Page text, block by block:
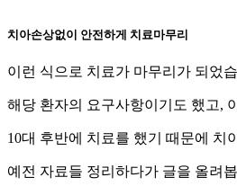
치아손상없이 안전하게 치료마무리
이런 식으로 치료가 마무리가 되었
해당 환자의 요구사항이기도 했고,
10대 후반에 치료를 했기 때문에 치
예전 자료들 정리하다가 글을 올려